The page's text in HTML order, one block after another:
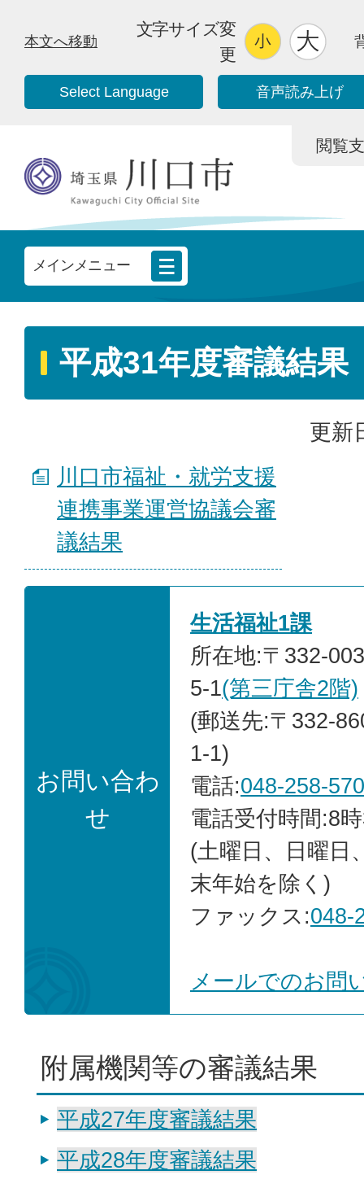
本文へ移動
文字サイズ変
更
Select Language 音声読み上げ
閲覧
メインメニュー
平成31年度審議結果
更新
川口市福祉・就労支援
連携事業運営協議会審
議結果
お問い合わ
せ
生活福祉1課
所在地:〒332-
5-1(第三庁舎2階)
(郵送先:〒332-
1-1)
電話:048-258-
電話受付時間:8
(土曜日、日曜日
末年始を除く)
ファックス:048-
メールでのお問
附属機関等の審議結果
平成27年度審議結果
平成28年度審議結果